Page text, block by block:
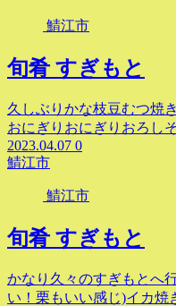
鯖江市
旬肴 すぎもと
久しぶりかな枝豆むつ焼
おにぎりおにぎりおろし
2023.04.07 0
鯖江市
鯖江市
旬肴 すぎもと
かなり久々のすぎもとへ
い！栗もいい感じ)イカ焼